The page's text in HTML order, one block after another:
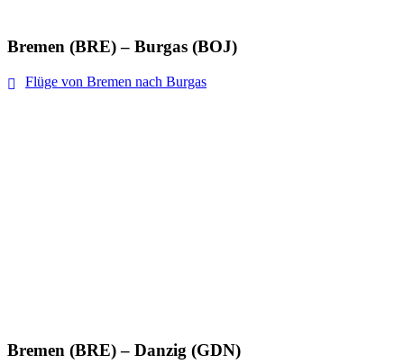
Bremen (BRE) – Burgas (BOJ)
Flüge von Bremen nach Burgas
Bremen (BRE) – Danzig (GDN)